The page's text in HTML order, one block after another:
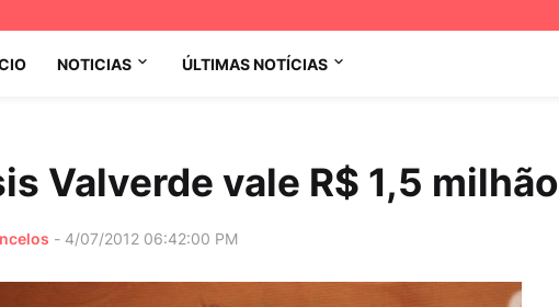
NOTICIAS ÚLTIMAS NOTÍCIAS
Valverde vale R$ 1,5 milhão
- 4/07/2012 06:42:00 PM